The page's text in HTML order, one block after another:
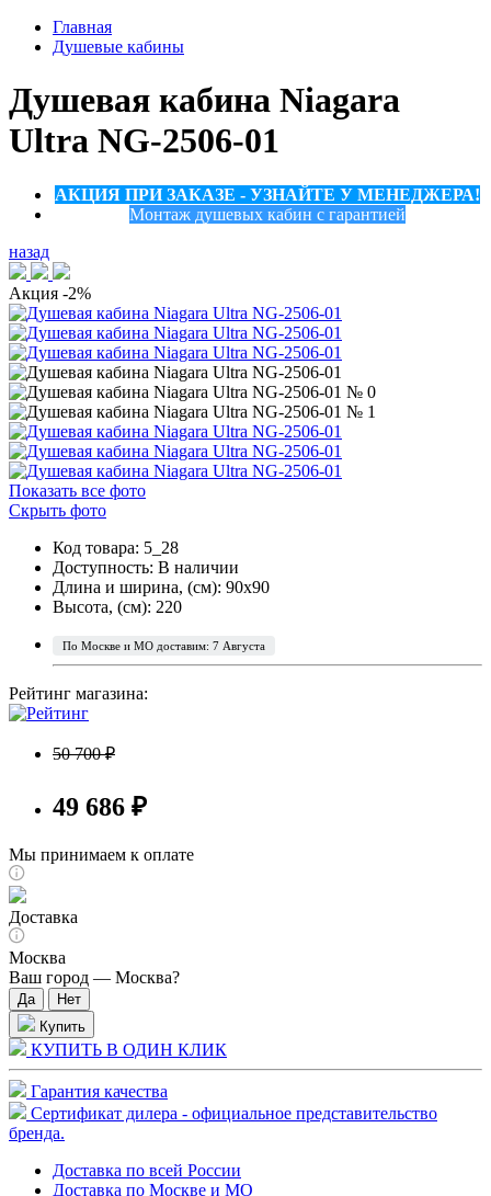
Главная
Душевые кабины
Душевая кабина Niagara
Ultra NG-2506-01
АКЦИЯ ПРИ ЗАКАЗЕ - УЗНАЙТЕ У МЕНЕДЖЕРА!
Монтаж душевых кабин с гарантией
назад
Акция -2%
Показать все фото
Скрыть фото
Код товара: 5_28
Доступность: В наличии
Длина и ширина, (см): 90x90
Высота, (см): 220
По Москве и МО доставим: 7 Августа
Рейтинг магазина:
50 700 ₽
49 686 ₽
Мы принимаем к оплате
Доставка
Москва
Ваш город — Москва?
Купить
КУПИТЬ В ОДИН КЛИК
Гарантия качества
Сертификат дилера - официальное представительство
бренда.
Доставка по всей России
Доставка по Москве и МО